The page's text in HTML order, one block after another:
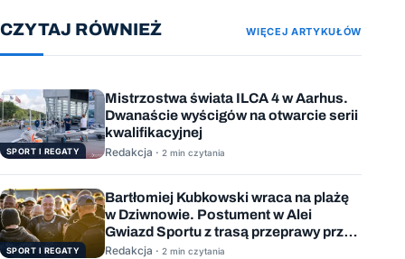
CZYTAJ RÓWNIEŻ WIĘCEJ ARTYKUŁÓW
SPORT I REGATY
Mistrzostwa świata ILCA 4 w Aarhus.
Dwanaście wyścigów na otwarcie serii
kwalifikacyjnej
Redakcja · 2 min czytania
SPORT I REGATY
Bartłomiej Kubkowski wraca na plażę
w Dziwnowie. Postument w Alei
Gwiazd Sportu z trasą przeprawy przez
Bałtyk
Redakcja · 2 min czytania